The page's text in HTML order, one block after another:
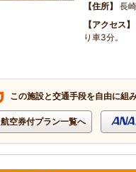
住所
長
アクセス
り車3分。
この施設と交通手段を自由に組
航空券付プラン一覧へ